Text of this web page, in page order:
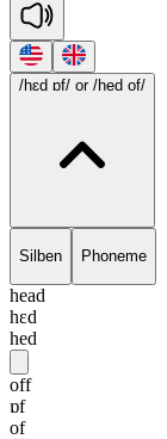
/hɛd ɒf/ or /hed of/
Silben Phoneme
head
hɛd
hed
off
ɒf
of